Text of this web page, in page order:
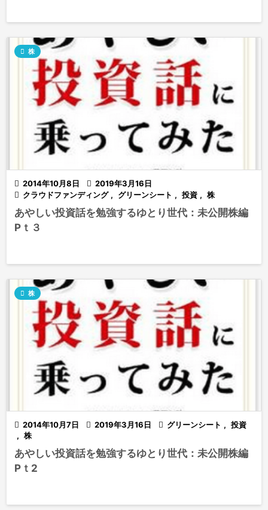
 2014年10月8日  2019年3月16日
 株
 クラウドファンディング , グリーンシート , 投資 , 株
あやしい投資話を勉強するゆとり世代：未公開株編
Pｔ３
 2014年10月7日  2019年3月16日
 株
 グリーンシート , 投資
, 株
あやしい投資話を勉強するゆとり世代：未公開株編
Pｔ2